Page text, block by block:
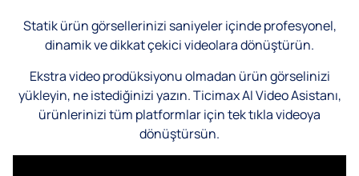
Statik ürün görsellerinizi saniyeler içinde profesyonel,
dinamik ve dikkat çekici videolara dönüştürün.
Ekstra video prodüksiyonu olmadan ürün görselinizi
yükleyin, ne istediğinizi yazın. Ticimax AI Video Asistanı,
ürünlerinizi tüm platformlar için tek tıkla videoya
dönüştürsün.